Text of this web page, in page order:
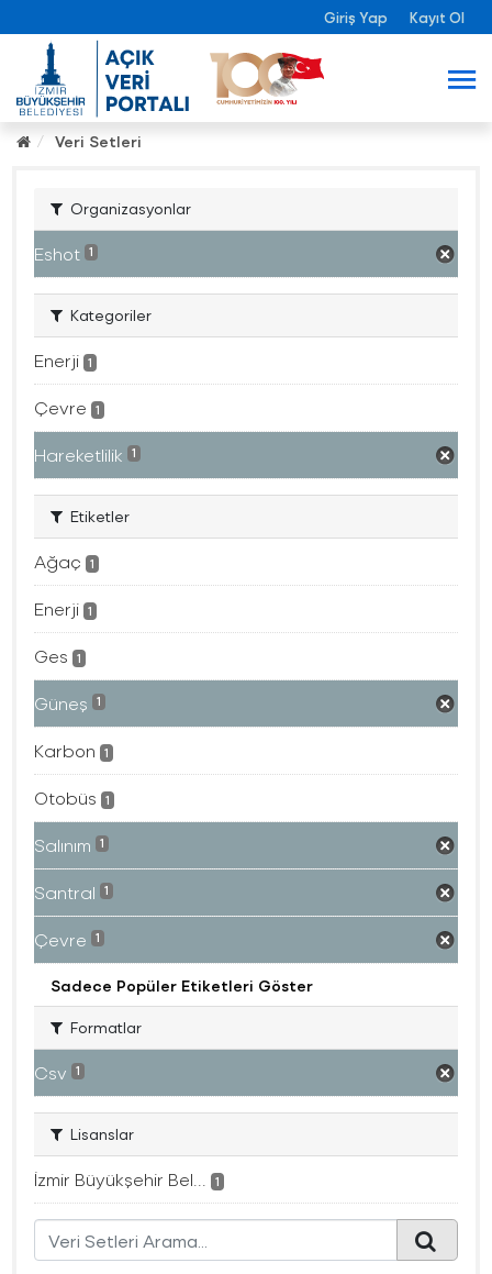
Giriş Yap Kayıt Ol
Veri Setleri
Organizasyonlar
Eshot 1
Kategoriler
Enerji 1
Çevre 1
Hareketlilik 1
Etiketler
Ağaç 1
Enerji 1
Ges 1
Güneş 1
Karbon 1
Otobüs 1
Salınım 1
Santral 1
Çevre 1
Sadece Popüler Etiketleri Göster
Formatlar
Csv 1
Lisanslar
İzmir Büyükşehir Bel... 1